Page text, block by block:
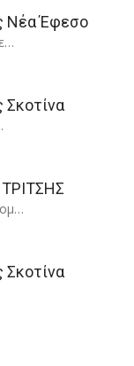
Νέα Έφεσο